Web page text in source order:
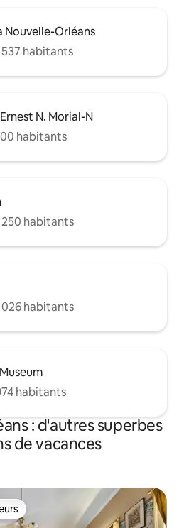
Nouvelle-Orléans
537 habitants
N. Morial-N
habitants
250 habitants
026 habitants
habitants
: d'autres superbes
de vacances
les plus appréciés